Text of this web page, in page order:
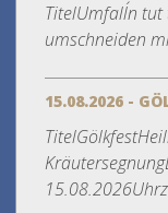
TitelUmfall´n
umschneiden
15.08.2026 -